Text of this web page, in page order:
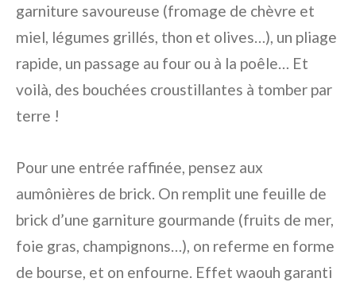
garniture savoureuse (fromage de chèvre et
miel, légumes grillés, thon et olives…), un pliage
rapide, un passage au four ou à la poêle… Et
voilà, des bouchées croustillantes à tomber par
terre !
Pour une entrée raffinée, pensez aux
aumônières de brick. On remplit une feuille de
brick d’une garniture gourmande (fruits de mer,
foie gras, champignons…), on referme en forme
de bourse, et on enfourne. Effet waouh garanti